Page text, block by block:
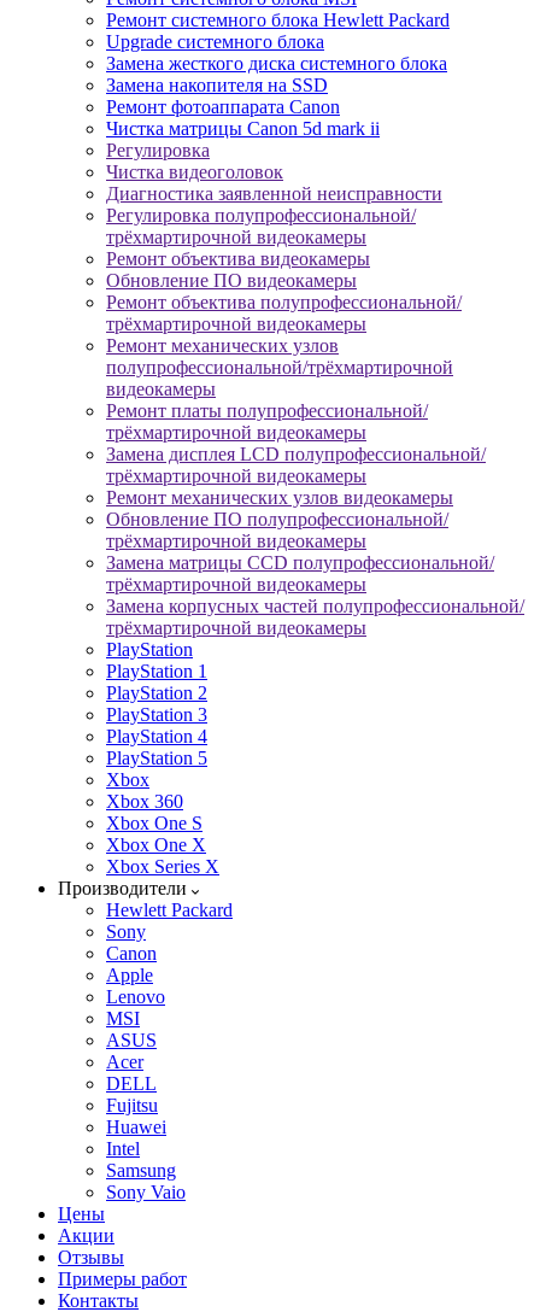
Ремонт системного блока Hewlett Packard
Upgrade системного блока
Замена жесткого диска системного блока
Замена накопителя на SSD
Ремонт фотоаппарата Canon
Чистка матрицы Canon 5d mark ii
Регулировка
Чистка видеоголовок
Диагностика заявленной неисправности
Регулировка полупрофессиональной/
трёхмартирочной видеокамеры
Ремонт объектива видеокамеры
Обновление ПО видеокамеры
Ремонт объектива полупрофессиональной/
трёхмартирочной видеокамеры
Ремонт механических узлов
полупрофессиональной/трёхмартирочной
видеокамеры
Ремонт платы полупрофессиональной/
трёхмартирочной видеокамеры
Замена дисплея LCD полупрофессиональной/
трёхмартирочной видеокамеры
Ремонт механических узлов видеокамеры
Обновление ПО полупрофессиональной/
трёхмартирочной видеокамеры
Замена матрицы CCD полупрофессиональной/
трёхмартирочной видеокамеры
Замена корпусных частей полупрофессиональной/
трёхмартирочной видеокамеры
PlayStation
PlayStation 1
PlayStation 2
PlayStation 3
PlayStation 4
PlayStation 5
Xbox
Xbox 360
Xbox One S
Xbox One X
Xbox Series X
Производители
Hewlett Packard
Sony
Canon
Apple
Lenovo
MSI
ASUS
Acer
DELL
Fujitsu
Huawei
Intel
Samsung
Sony Vaio
Цены
Акции
Отзывы
Примеры работ
Контакты